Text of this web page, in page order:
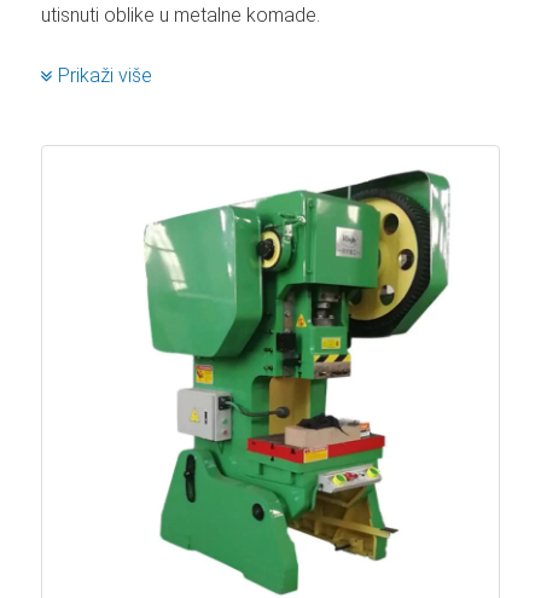
utisnuti oblike u metalne komade.
CNC preše za probijanje su elektromehanički uređaji
datoteke koristeći ulaze za računalno programiranje.
Ovi strojevi su dostupni s jednom glavom i tračnicom
za alat ili kupolom s više alata.
Kako funkcionira CNC programiranje?
Programiranje preše za bušenje temelji se na nekoliko
ključnih čimbenika.
Željeni uzorak je dan u 2D DXF ili DWG formatu
datoteke ili 3D formatu u datoteci Computer-Aided
Design (CAD). Ti se podaci zatim koriste u fazi
proizvodnje pomoću računala (CAM) u ciklusu kako bi
se odabrala najbolja alata za posao i za izradu
Prikaži više